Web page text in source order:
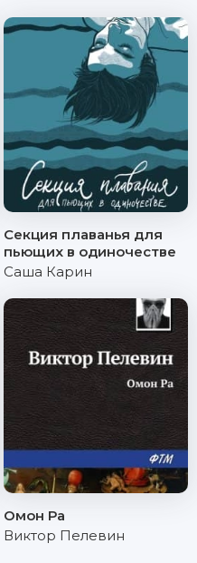
Секция плаванья для
пьющих в одиночестве
Саша Карин
Омон Ра
Виктор Пелевин